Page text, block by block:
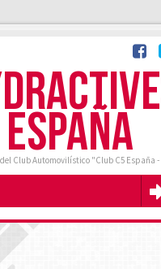
ESPAÑA
Club Automovilístico "Club C5 España